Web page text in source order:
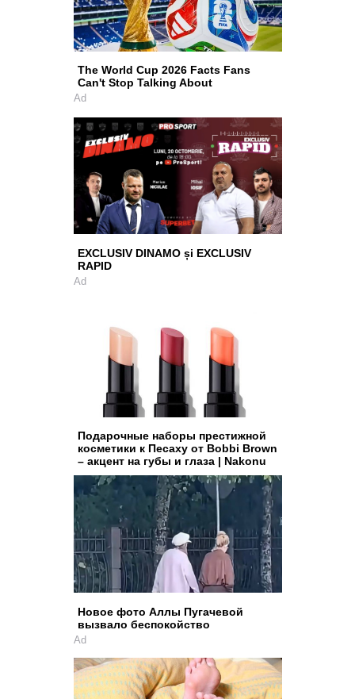
The World Cup 2026 Facts Fans
Can't Stop Talking About
Ad
EXCLUSIV DINAMO și EXCLUSIV
RAPID
Ad
Подарочные наборы престижной
косметики к Песаху от Bobbi Brown
– акцент на губы и глаза | Nakonu
Новое фото Аллы Пугачевой
вызвало беспокойство
Ad